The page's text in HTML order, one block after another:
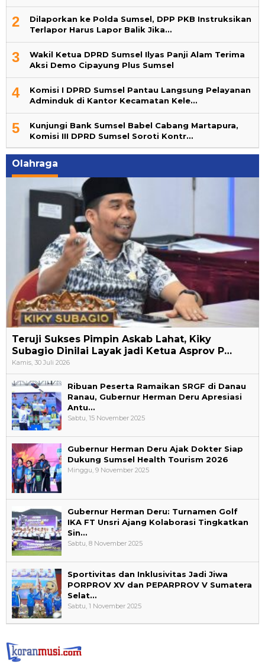
2
Dilaporkan ke Polda Sumsel, DPP PKB Instruksikan
Terlapor Harus Lapor Balik Jika…
3
Wakil Ketua DPRD Sumsel Ilyas Panji Alam Terima
Aksi Demo Cipayung Plus Sumsel
4
Komisi I DPRD Sumsel Pantau Langsung Pelayanan
Adminduk di Kantor Kecamatan Kele…
5
Kunjungi Bank Sumsel Babel Cabang Martapura,
Komisi III DPRD Sumsel Soroti Kontr…
Olahraga
Teruji Sukses Pimpin Askab Lahat, Kiky
Subagio Dinilai Layak jadi Ketua Asprov P…
Kamis, 30 Juli 2026
Ribuan Peserta Ramaikan SRGF di Danau
Ranau, Gubernur Herman Deru Apresiasi
Antu…
Sabtu, 15 November 2025
Gubernur Herman Deru Ajak Dokter Siap
Dukung Sumsel Health Tourism 2026
Minggu, 9 November 2025
Gubernur Herman Deru: Turnamen Golf
IKA FT Unsri Ajang Kolaborasi Tingkatkan
Sin…
Sabtu, 8 November 2025
Sportivitas dan Inklusivitas Jadi Jiwa
PORPROV XV dan PEPARPROV V Sumatera
Selat…
Sabtu, 1 November 2025